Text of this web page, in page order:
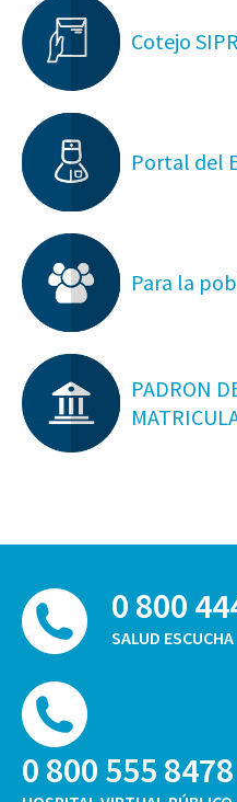
Cotejo
Portal del
Para la
PADRON
0 800
SALUD ESCUCHA
0 800 555 8478